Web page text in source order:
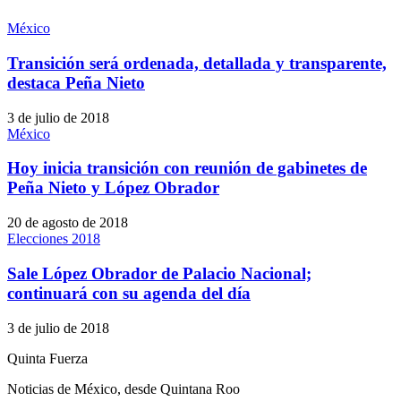
México
Transición será ordenada, detallada y transparente,
destaca Peña Nieto
3 de julio de 2018
México
Hoy inicia transición con reunión de gabinetes de
Peña Nieto y López Obrador
20 de agosto de 2018
Elecciones 2018
Sale López Obrador de Palacio Nacional;
continuará con su agenda del día
3 de julio de 2018
Quinta Fuerza
Noticias de México, desde Quintana Roo